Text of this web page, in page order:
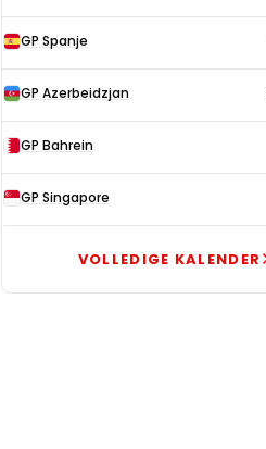
GP Spanje
GP Azerbeidzjan
GP Bahrein
GP Singapore
VOLLEDIGE KALENDER